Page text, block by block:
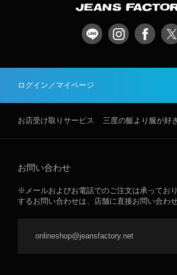
ログイン／マイページ
お店受け取りサービス 三度の飯より服が好き
お問い合わせ
※メールおよびお電話でのご注文は承ってお
するお問い合わせは、店舗に直接お問い合わせ
onlineshop@jeansfactory.net